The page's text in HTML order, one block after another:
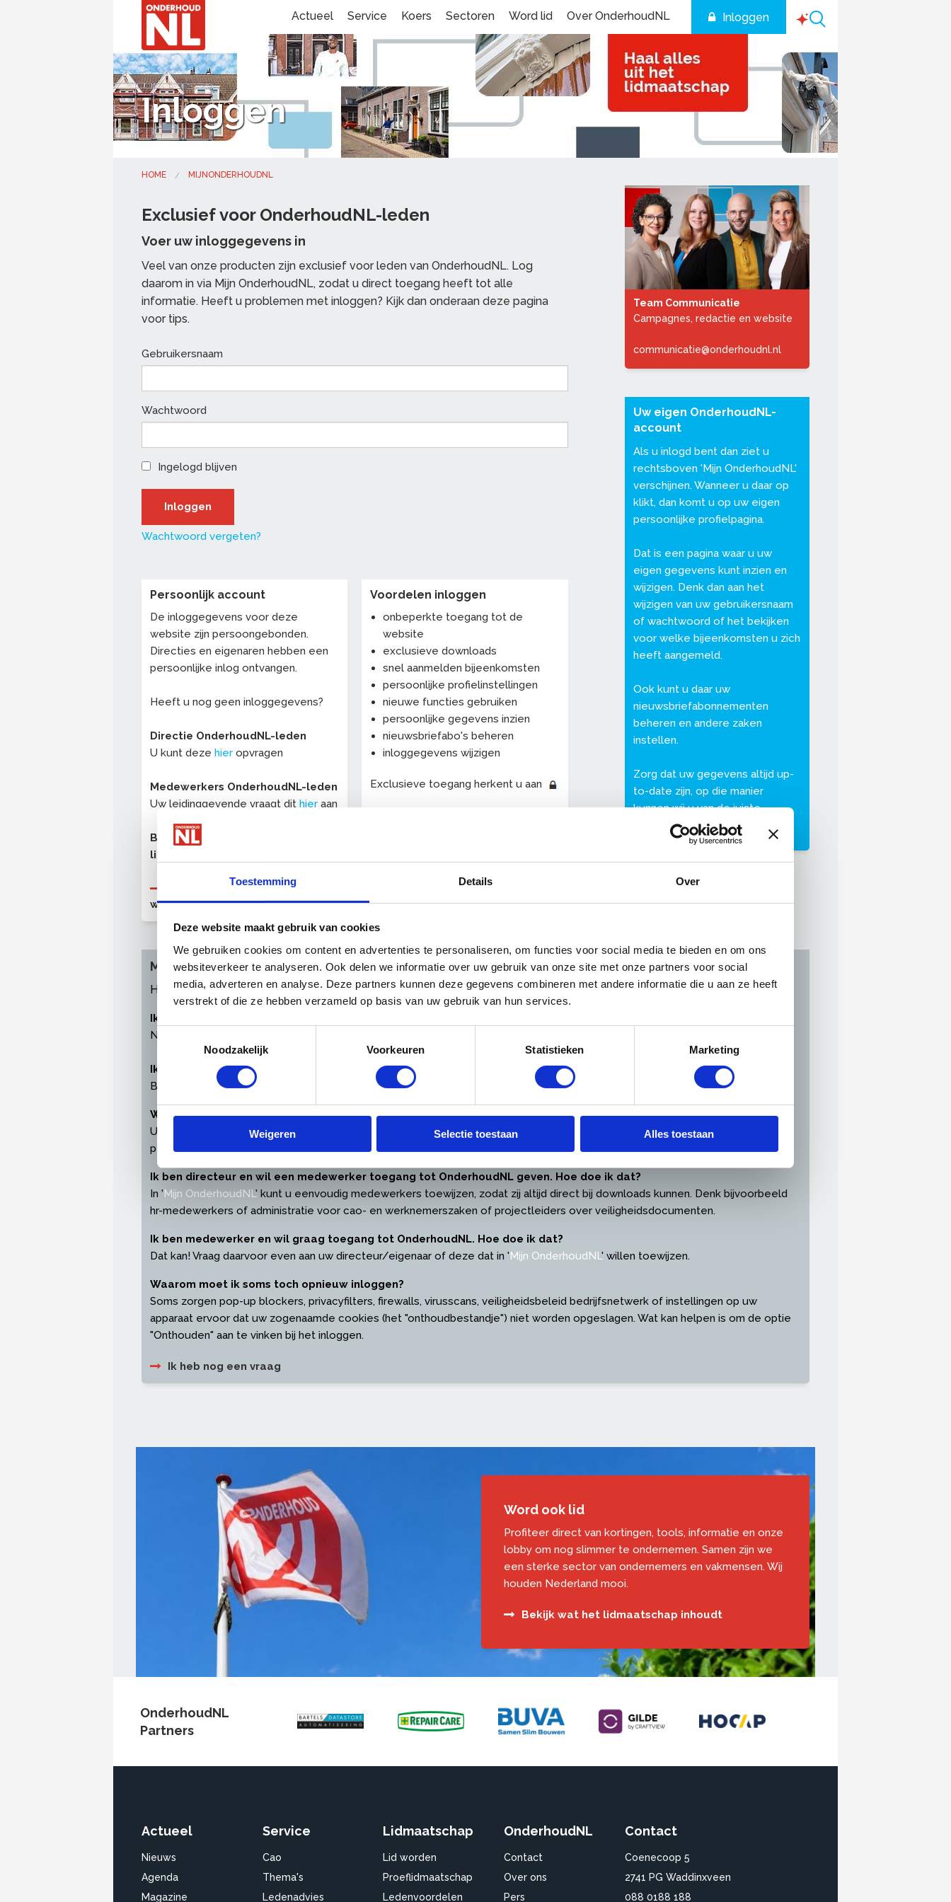
Toestemming Details Over
Deze website maakt gebruik van cookies
We gebruiken cookies om content en advertenties te personaliseren, om functies voor social media te bieden en om ons
websiteverkeer te analyseren. Ook delen we informatie over uw gebruik van onze site met onze partners voor social
media, adverteren en analyse. Deze partners kunnen deze gegevens combineren met andere informatie die u aan ze heeft
verstrekt of die ze hebben verzameld op basis van uw gebruik van hun services.
Toestemmingsselectie
Noodzakelijk
Voorkeuren Statistieken Marketing
Weigeren Selectie toestaan Alles toestaan
Inloggen
Actueel Service Koers Sectoren Word lid Over OnderhoudNL
Inloggen
HOME MIJNONDERHOUDNL
Exclusief voor OnderhoudNL-leden
Voer uw inloggegevens in
Veel van onze producten zijn exclusief voor leden van OnderhoudNL. Log
daarom in via Mijn OnderhoudNL, zodat u direct toegang heeft tot alle
informatie. Heeft u problemen met inloggen? Kijk dan onderaan deze pagina
voor tips.
Gebruikersnaam
Wachtwoord
Ingelogd blijven
Wachtwoord vergeten?
Persoonlijk account
De inloggegevens voor deze
website zijn persoongebonden.
Directies en eigenaren hebben een
persoonlijke inlog ontvangen.
Heeft u nog geen inloggegevens?
Directie OnderhoudNL-leden
U kunt deze hier opvragen
Medewerkers OnderhoudNL-leden
Uw leidinggevende vraagt dit hier aan
Bent u nog geen OnderhoudNL-
lid?
OnderhoudNL (proef)lid
worden
Voordelen inloggen
onbeperkte toegang tot de
website
exclusieve downloads
snel aanmelden bijeenkomsten
persoonlijke profielinstellingen
nieuwe functies gebruiken
persoonlijke gegevens inzien
nieuwsbriefabo's beheren
inloggegevens wijzigen
Exclusieve toegang herkent u aan
Team Communicatie
Campagnes, redactie en website
communicatie@onderhoudnl.nl
Uw eigen OnderhoudNL-
account
Als u inlogd bent dan ziet u
rechtsboven 'Mijn OnderhoudNL'
verschijnen. Wanneer u daar op
klikt, dan komt u op uw eigen
persoonlijke profielpagina.
Dat is een pagina waar u uw
eigen gegevens kunt inzien en
wijzigen. Denk dan aan het
wijzigen van uw gebruikersnaam
of wachtwoord of het bekijken
voor welke bijeenkomsten u zich
heeft aangemeld.
Ook kunt u daar uw
nieuwsbriefabonnementen
beheren en andere zaken
instellen.
Zorg dat uw gegevens altijd up-
to-date zijn, op die manier
kunnen wij u van de juiste
informatie voorzien.
Meest gestelde vragen over inloggen
Heeft u problemen bij het inloggen? Wij helpen u met antwoorden op deze vragen:
Ik heb geen inloggegevens ontvangen als directeur / eigenaar (hoofdvestiging)
Neem
Ik ben mijn wachtwoord of gebruikersnaam vergeten
Bent u uw inloggegevens vergeten, dan kunt u deze
Waarom log ik in met een persoonlijk e-mailadres?
U heeft een persoonlijke profielpagina, waarop u allerlei zaken kunt instellen zoals nieuwsbriefabonnementen, zakelijke
persoonsgegevens en instellingen voor uw bezoek aan onze site.
Ik ben directeur en wil een medewerker toegang tot OnderhoudNL geven. Hoe doe ik dat?
In ' Mijn OnderhoudNL' kunt u eenvoudig medewerkers toewijzen, zodat zij altijd direct bij downloads kunnen. Denk bijvoorbeeld
hr-medewerkers of administratie voor cao- en werknemerszaken of projectleiders over veiligheidsdocumenten.
Ik ben medewerker en wil graag toegang tot OnderhoudNL. Hoe doe ik dat?
Dat kan! Vraag daarvoor even aan uw directeur/eigenaar of deze dat in ' Mijn OnderhoudNL' willen toewijzen.
Waarom moet ik soms toch opnieuw inloggen?
Soms zorgen pop-up blockers, privacyfilters, firewalls, virusscans, veiligheidsbeleid bedrijfsnetwerk of instellingen op uw
apparaat ervoor dat uw zogenaamde cookies (het "onthoudbestandje") niet worden opgeslagen. Wat kan helpen is om de optie
"Onthouden" aan te vinken bij het inloggen.
Ik heb nog een vraag
Word ook lid
Profiteer direct van kortingen, tools, informatie en onze
lobby om nog slimmer te ondernemen. Samen zijn we
een sterke sector van ondernemers en vakmensen. Wij
houden Nederland mooi.
Bekijk wat het lidmaatschap inhoudt
OnderhoudNL
Partners
Actueel
Nieuws
Agenda
Magazine
Service
Cao
Thema's
Ledenadvies
Lidmaatschap
Lid worden
Proeflidmaatschap
Ledenvoordelen
OnderhoudNL
Contact
Over ons
Pers
Contact
Coenecoop 5
2741 PG Waddinxveen
088 0188 188